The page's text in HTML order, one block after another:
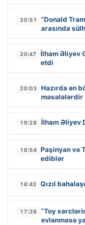
20:51
“Donald
arasında
20:47
İlham Əliyev
etdi
20:03
Hazırda ən
məsələlərdir
19:28 İlham Əliyev
18:54 Paşinyan və
ediblər
18:43 Qızıl
17:38
“Toy
evlənməsə